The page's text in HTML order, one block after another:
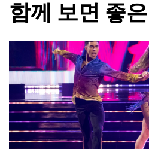
함께 보면 좋